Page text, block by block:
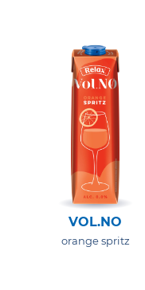
VOL.NO
orange spritz